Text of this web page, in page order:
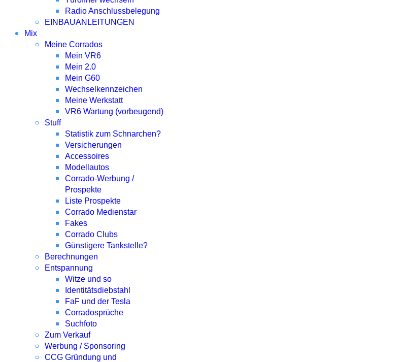
Radio Anschlussbelegung
EINBAUANLEITUNGEN
Mix
Meine Corrados
Mein VR6
Mein 2.0
Mein G60
Wechselkennzeichen
Meine Werkstatt
VR6 Wartung (vorbeugend)
Stuff
Statistik zum Schnarchen?
Versicherungen
Accessoires
Modellautos
Corrado-Werbung /
Prospekte
Liste Prospekte
Corrado Medienstar
Fakes
Corrado Clubs
Günstigere Tankstelle?
Berechnungen
Entspannung
Witze und so
Identitätsdiebstahl
FaF und der Tesla
Corradosprüche
Suchfoto
Zum Verkauf
Werbung / Sponsoring
CCG Gründung und